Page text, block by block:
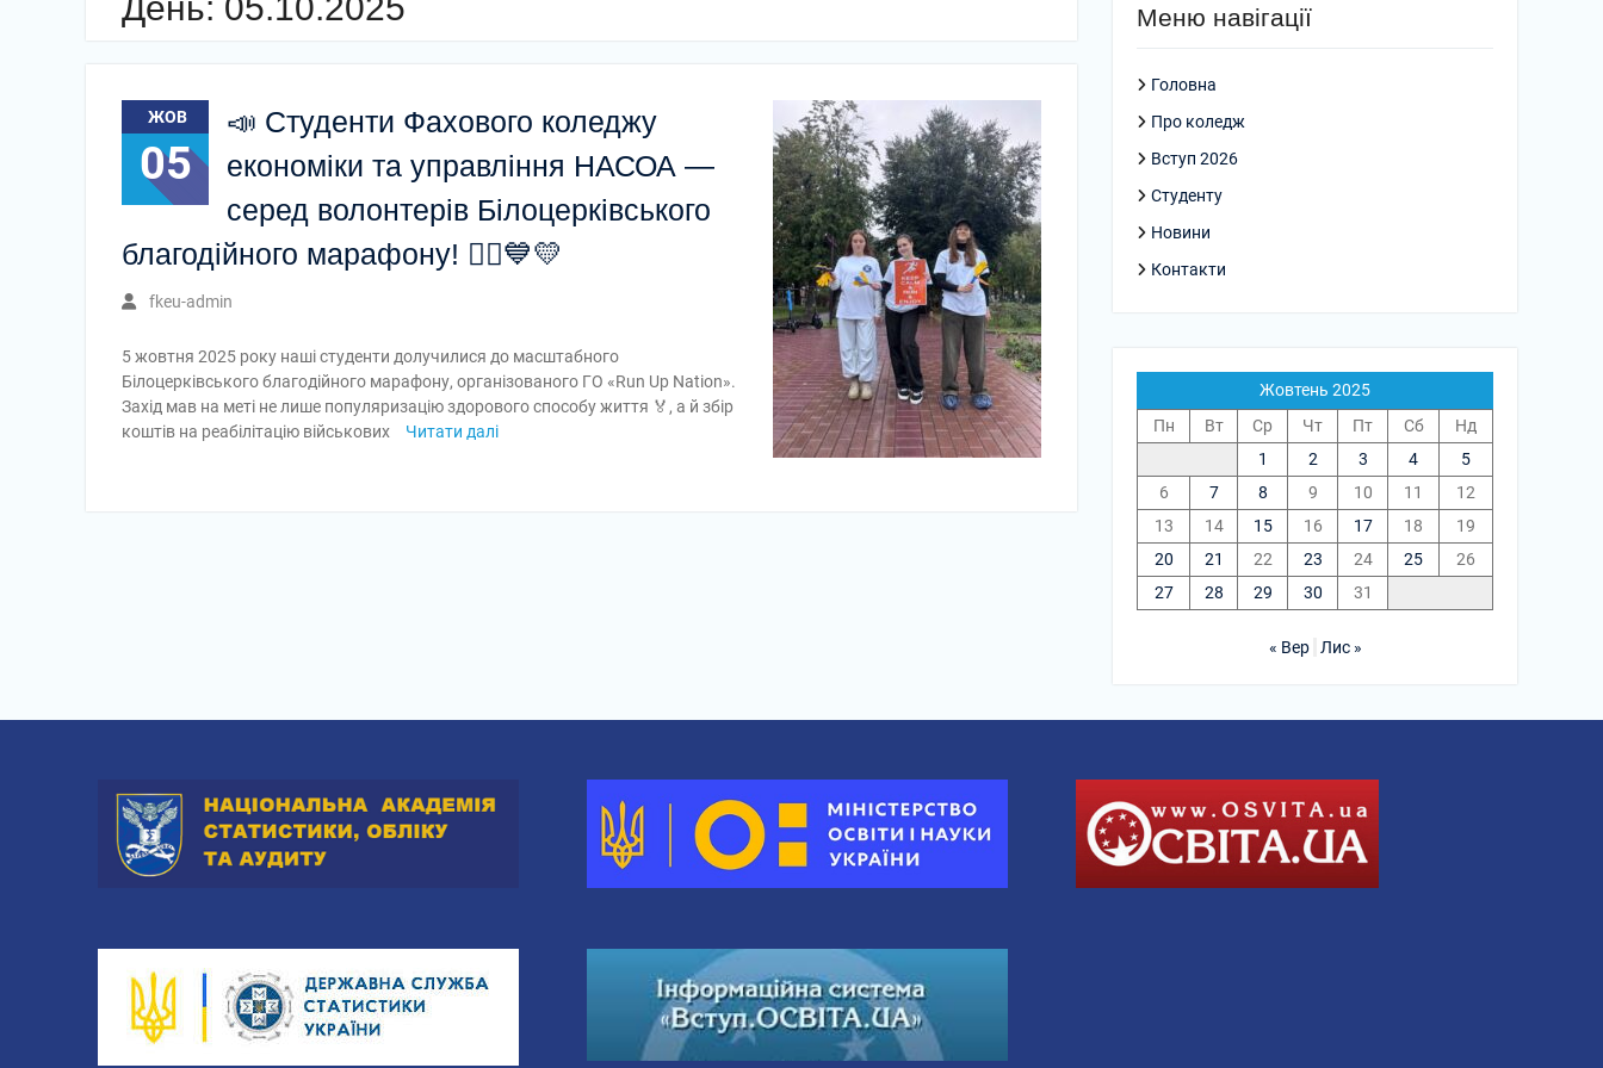
День: 05.10.2025
ЖОВ
05
📣 Студенти Фахового коледжу
економіки та управління НАСОА —
серед волонтерів Білоцерківського
благодійного марафону! 🏃‍♂️💙💛
fkeu-admin
5 жовтня 2025 року наші студенти долучилися до масштабного
Білоцерківського благодійного марафону, організованого ГО «Run Up Nation».
Захід мав на меті не лише популяризацію здорового способу життя 🏅, а й збір
коштів на реабілітацію військових
Читати далі
Меню навігації
Головна
Про коледж
Вступ 2026
Студенту
Новини
Контакти
Жовтень 2025
Пн
Вт Ср Чт Пт Сб
Нд
1
2 3 4
5
6
7 8 9 10 11
12
13
14 15 16 17 18
19
20
21 22 23 24 25
26
27
28 29 30 31
« Вер Лис »